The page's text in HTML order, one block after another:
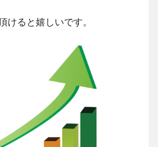
けると嬉しいです。